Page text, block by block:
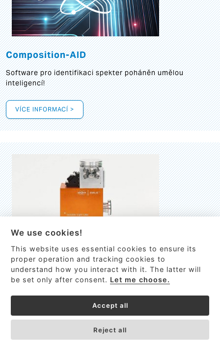
Composition-AID
Software pro identifikaci spekter poháněn umělou
inteligencí!
VÍCE INFORMACÍ >
EMILIE
První nano-elektro-mechanický (NEMS) FTIR analyzátor
We use cookies!
This website uses essential cookies to ensure its
proper operation and tracking cookies to
understand how you interact with it. The latter will
be set only after consent. Let me choose.
Accept all
Reject all